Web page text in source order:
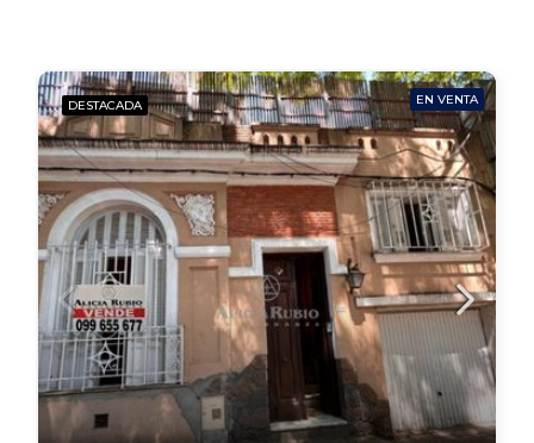
DESTACADA EN VENTA